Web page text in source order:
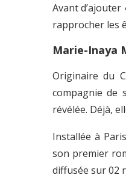
Avant d’ajouter
rapprocher les
Marie-Inaya
Originaire du
compagnie de
révélée. Déjà,
Installée à
son premier
diffusée sur 02